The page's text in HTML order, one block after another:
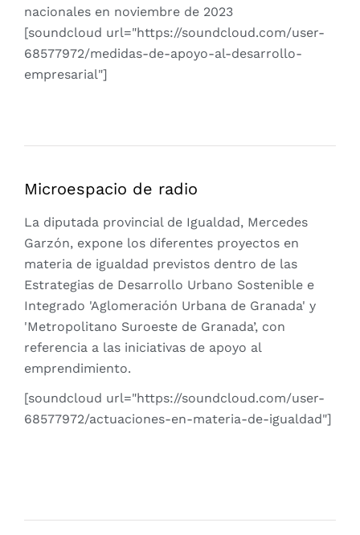
nacionales en noviembre de 2023
[soundcloud url="https://soundcloud.com/user-
68577972/medidas-de-apoyo-al-desarrollo-
empresarial"]
Microespacio de radio
La diputada provincial de Igualdad, Mercedes
Garzón, expone los diferentes proyectos en
materia de igualdad previstos dentro de las
Estrategias de Desarrollo Urbano Sostenible e
Integrado 'Aglomeración Urbana de Granada' y
'Metropolitano Suroeste de Granada’, con
referencia a las iniciativas de apoyo al
emprendimiento.
[soundcloud url="https://soundcloud.com/user-
68577972/actuaciones-en-materia-de-igualdad"]